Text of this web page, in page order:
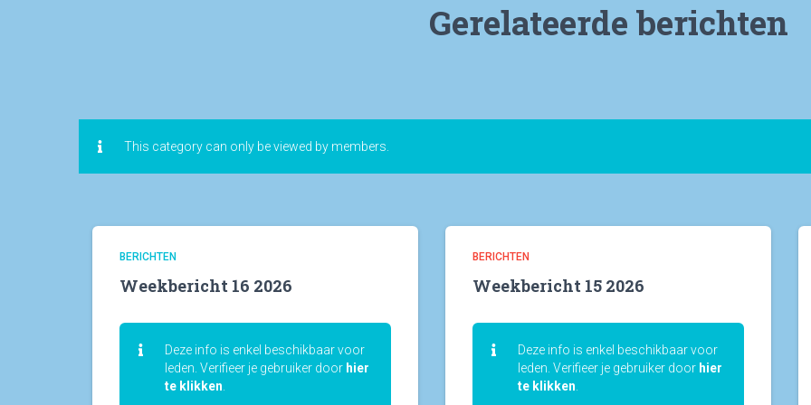
Gerelateerde berichten
This category can only be viewed by members.
BERICHTEN
Weekbericht 16 2026
Deze info is enkel beschikbaar voor
leden. Verifieer je gebruiker door hier
te klikken
BERICHTEN
Weekbericht 15 2026
Deze info is enkel beschikbaar voor
leden. Verifieer je gebruiker door hier
te klikken